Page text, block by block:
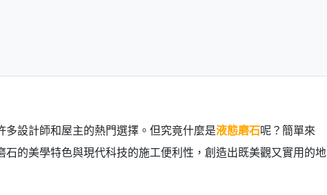
設計師和屋主的熱門選擇。但究竟什麼是液態磨石呢？簡單來
的美學特色與現代科技的施工便利性，創造出既美觀又實用的地